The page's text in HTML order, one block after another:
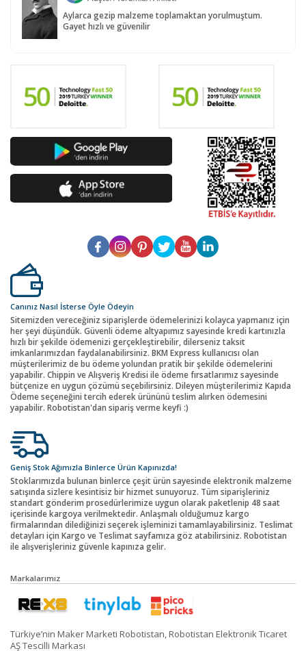
Aylarca gezip malzeme toplamaktan yorulmuştum.
Gayet hızlı ve güvenilir
Canınız Nasıl İsterse Öyle Ödeyin
Sitemizden vereceğiniz siparişlerde ödemelerinizi kolayca yapmanız için
her şeyi düşündük. Güvenli ödeme altyapımız sayesinde kredi kartınızla
hızlı bir şekilde ödemenizi gerçekleştirebilir, dilerseniz taksit
imkanlarımızdan faydalanabilirsiniz. BKM Express kullanıcısı olan
müşterilerimiz de bu ödeme yolundan pratik bir şekilde ödemelerini
yapabilir. Chippin ve Alışveriş Kredisi ile ödeme fırsatlarımız sayesinde
bütçenize en uygun çözümü seçebilirsiniz. Dileyen müşterilerimiz Kapıda
Ödeme seçeneğini tercih ederek ürününü teslim alırken ödemesini
yapabilir. Robotistan'dan sipariş verme keyfi :)
Geniş Stok Ağımızla Binlerce Ürün Kapınızda!
Stoklarımızda bulunan binlerce çeşit ürün sayesinde elektronik malzeme
satışında sizlere kesintisiz bir hizmet sunuyoruz. Tüm siparişleriniz
standart gönderim prosedürlerimize uygun olarak paketlenip 48 saat
içerisinde kargoya verilmektedir. Anlaşmalı olduğumuz kargo
firmalarından dilediğinizi seçerek işleminizi tamamlayabilirsiniz. Teslimat
detayları için Kargo ve Teslimat sayfamıza göz atabilirsiniz. Robotistan
ile alışverişleriniz güvenle kapınıza gelir.
Markalarımız
Türkiye’nin Maker Marketi Robotistan, Robotistan Elektronik Ticaret
AŞ Tescilli Markası